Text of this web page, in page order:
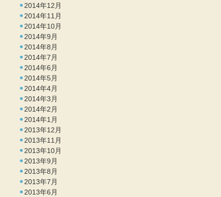
2014年12月
2014年11月
2014年10月
2014年9月
2014年8月
2014年7月
2014年6月
2014年5月
2014年4月
2014年3月
2014年2月
2014年1月
2013年12月
2013年11月
2013年10月
2013年9月
2013年8月
2013年7月
2013年6月